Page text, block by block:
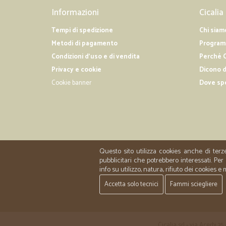
Informazioni
Tempi di spedizione
Metodi di pagamento
Condizioni d'uso e di vendita
Privacy e cookie
Cookie banner
Cicalia
Chi
Perché
Dicono
Dove
Questo sito utilizza cookies anche di
pubblicitari che potrebbero interessati.
info su utilizzo, natura, rifiuto dei cookies
Accetta solo tecnici Fammi sciegliere